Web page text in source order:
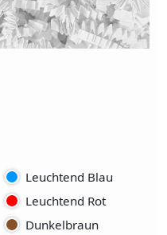
Leuchtend Blau
Leuchtend Rot
Dunkelbraun